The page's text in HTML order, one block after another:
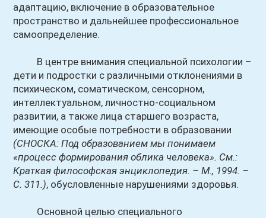
адаптацию, включение в образовательное
пространство и дальнейшее профессиональное
самоопределение.
В центре внимания специальной психологии –
дети и подростки с различными отклонениями в
психическом, соматическом, сенсорном,
интеллектуальном, личностно-социальном
развитии, а также лица старшего возраста,
имеющие особые потребности в образовании
(СНОСКА: Под образованием мы понимаем
«процесс формирования облика человека». См.:
Краткая философская энциклопедия. – М., 1994. –
С. 311.), обусловленные нарушениями здоровья.
Основной целью специального